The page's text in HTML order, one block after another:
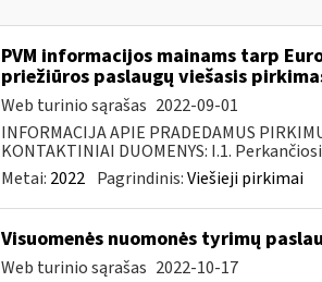
PVM informacijos mainams tarp
priežiūros paslaugų viešasis
Web turinio sąrašas 2022-09-01
INFORMACIJA APIE PRADEDAMUS
KONTAKTINIAI DUOMENYS: I.1.
Metai: 2022 Pagrindinis:Viešieji pirkimai
Visuomenės nuomonės tyrimų
Web turinio sąrašas 2022-10-17